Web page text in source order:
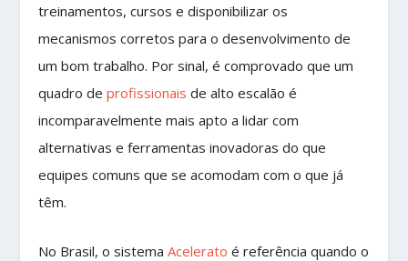
treinamentos, cursos e disponibilizar os
mecanismos corretos para o desenvolvimento de
um bom trabalho. Por sinal, é comprovado que um
quadro deprofissionais de alto escalão é
incomparavelmente mais apto a lidar com
alternativas e ferramentas inovadoras do que
equipes comuns que se acomodam com o que já
têm.
No Brasil, o sistemaAcelerato é referência quando o